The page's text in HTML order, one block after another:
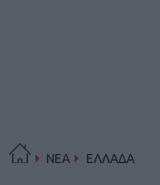
ΝΕΑ ΕΛΛΑΔΑ